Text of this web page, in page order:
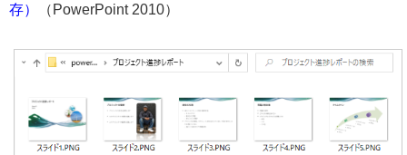
存）
（PowerPoint 2010）